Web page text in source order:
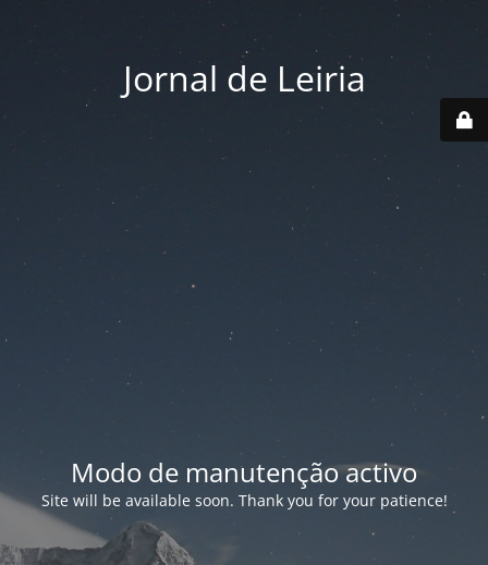
Jornal de Leiria
Modo de manutenção activo
Site will be available soon. Thank you for your patience!